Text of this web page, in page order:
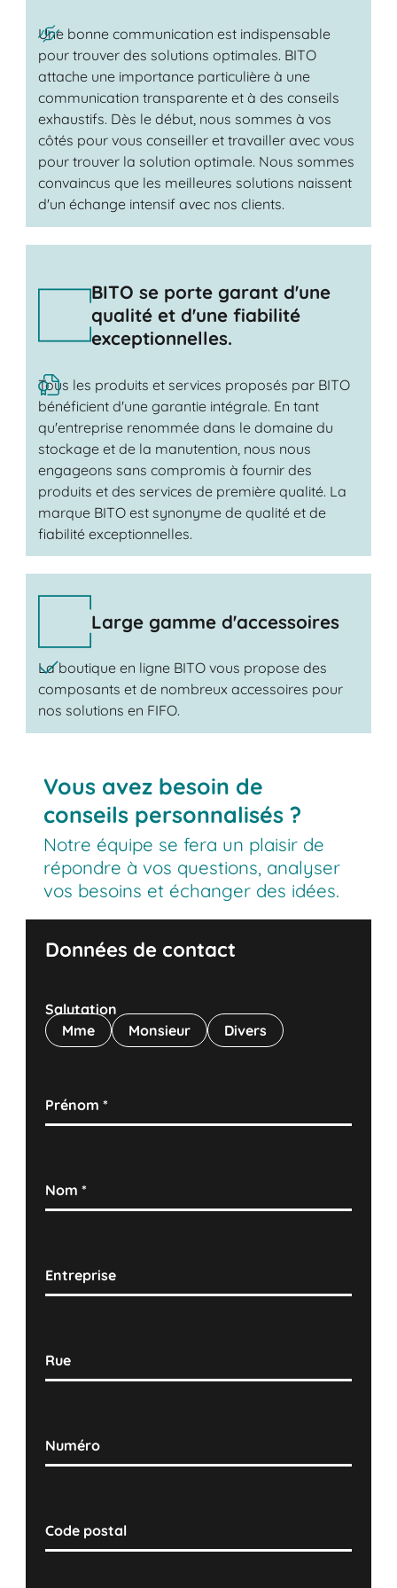
Une bonne communication est indispensable
pour trouver des solutions optimales. BITO
attache une importance particulière à une
communication transparente et à des conseils
exhaustifs. Dès le début, nous sommes à vos
côtés pour vous conseiller et travailler avec vous
pour trouver la solution optimale. Nous sommes
convaincus que les meilleures solutions naissent
d'un échange intensif avec nos clients.
BITO se porte garant d'une
qualité et d'une fiabilité
exceptionnelles.
Tous les produits et services proposés par BITO
bénéficient d'une garantie intégrale. En tant
qu'entreprise renommée dans le domaine du
stockage et de la manutention, nous nous
engageons sans compromis à fournir des
produits et des services de première qualité. La
marque BITO est synonyme de qualité et de
fiabilité exceptionnelles.
Large gamme d'accessoires
La boutique en ligne BITO vous propose des
composants et de nombreux accessoires pour
nos solutions en FIFO.
Vous avez besoin de
conseils personnalisés ?
Notre équipe se fera un plaisir de
répondre à vos questions, analyser
vos besoins et échanger des idées.
Données de contact
Salutation
Mme
Monsieur Divers
Prénom*
Nom*
Entreprise
Rue
Numéro
Code postal